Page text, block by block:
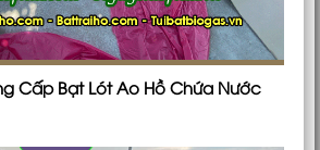
Cấp Bạt Lót Ao Hồ Chứa Nước